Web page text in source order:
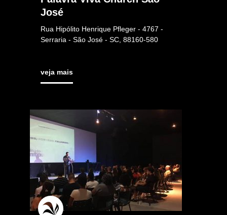
José
Rua Hipólito Henrique Pfleger - 4767 -
Serraria - São José - SC, 88160-580
veja mais